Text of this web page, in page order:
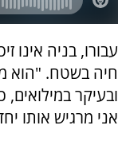
עבורו, בניה אינו
חיה בשטח. "הוא
ובעיקר
אני מרגיש אותו